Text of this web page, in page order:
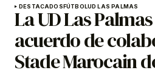
DESTACADOSFÚTBOLUD LAS PALMAS
La UD Las
acuerdo de
Stade Marocain